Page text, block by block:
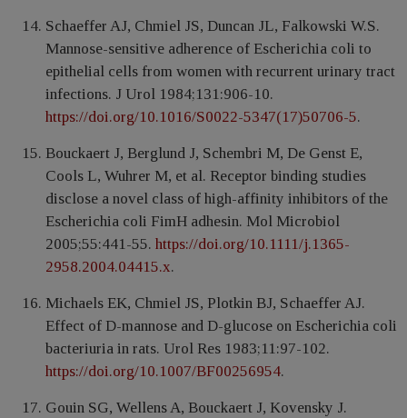
Schaeffer AJ, Chmiel JS, Duncan JL, Falkowski W.S.
Mannose-sensitive adherence of Escherichia coli to
epithelial cells from women with recurrent urinary tract
infections. J Urol 1984;131:906-10.
https://doi.org/10.1016/S0022-5347(17)50706-5.
Bouckaert J, Berglund J, Schembri M, De Genst E,
Cools L, Wuhrer M, et al. Receptor binding studies
disclose a novel class of high-affinity inhibitors of the
Escherichia coli FimH adhesin. Mol Microbiol
2005;55:441-55. https://doi.org/10.1111/j.1365-
2958.2004.04415.x.
Michaels EK, Chmiel JS, Plotkin BJ, Schaeffer AJ.
Effect of D-mannose and D-glucose on Escherichia coli
bacteriuria in rats. Urol Res 1983;11:97-102.
https://doi.org/10.1007/BF00256954.
Gouin SG, Wellens A, Bouckaert J, Kovensky J.